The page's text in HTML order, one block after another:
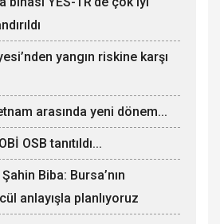
yangın riskine karşı
arasında yeni dönem...
OSB tanıtıldı...
Biba: Bursa’nın
anlayışla planlıyoruz